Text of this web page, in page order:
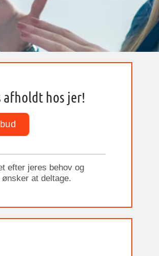
afholdt hos jer!
efter jeres behov og
at deltage.